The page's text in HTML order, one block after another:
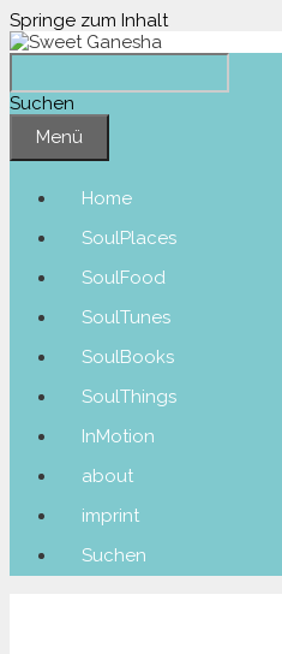
Springe zum Inhalt
Suchen
Menü
Home
SoulPlaces
SoulFood
SoulTunes
SoulBooks
SoulThings
InMotion
about
imprint
Suchen